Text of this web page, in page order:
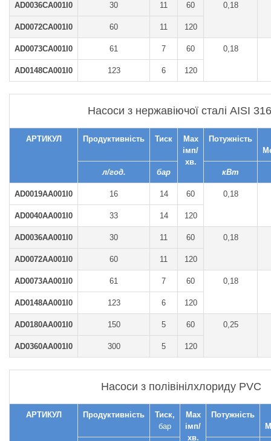
AD0036CA001I0 30 11 60 0,18
AD0072CA001I0 60 11 120
AD0073CA001I0 61 7 60 0,18
AD0148CA001I0 123 6 120
Насоси з нержавіючої сталі AISI 316
АРТИКУЛ Продуктивність Тиск
Max
імп/
хв.
Потужність
л/год. бар кВт
AD0019AA001I0 16 14 60 0,18
AD0040AA001I0 33 14 120
AD0036AA001I0 30 11 60 0,18
AD0072AA001I0 60 11 120
AD0073AA001I0 61 7 60 0,18
AD0148AA001I0 123 6 120
AD0180AA001I0 150 5 60 0,25
AD0360AA001I0 300 5 120
Насоси з полівінілхлориду PVC
АРТИКУЛ Продуктивність
Тиск,
бар
Max
імп/
хв.
Потужність